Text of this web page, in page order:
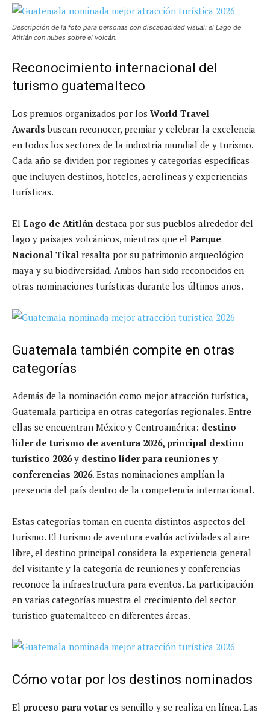
Descripción de la foto para personas con discapacidad visual: el Lago de
Atitlán con nubes sobre el volcán.
Reconocimiento internacional del
turismo guatemalteco
Los premios organizados por los World Travel
Awards buscan reconocer, premiar y celebrar la excelencia
en todos los sectores de la industria mundial de y turismo.
Cada año se dividen por regiones y categorías específicas
que incluyen destinos, hoteles, aerolíneas y experiencias
turísticas.
El Lago de Atitlán destaca por sus pueblos alrededor del
lago y paisajes volcánicos, mientras que el Parque
Nacional Tikal resalta por su patrimonio arqueológico
maya y su biodiversidad. Ambos han sido reconocidos en
otras nominaciones turísticas durante los últimos años.
Guatemala también compite en otras
categorías
Además de la nominación como mejor atracción turística,
Guatemala participa en otras categorías regionales. Entre
ellas se encuentran México y Centroamérica: destino
líder de turismo de aventura 2026, principal destino
turístico 2026y destino líder para reuniones y
conferencias 2026. Estas nominaciones amplían la
presencia del país dentro de la competencia internacional.
Estas categorías toman en cuenta distintos aspectos del
turismo. El turismo de aventura evalúa actividades al aire
libre, el destino principal considera la experiencia general
del visitante y la categoría de reuniones y conferencias
reconoce la infraestructura para eventos. La participación
en varias categorías muestra el crecimiento del sector
turístico guatemalteco en diferentes áreas.
Cómo votar por los destinos nominados
El proceso para votares sencillo y se realiza en línea. Las